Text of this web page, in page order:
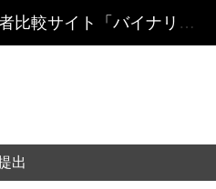
出